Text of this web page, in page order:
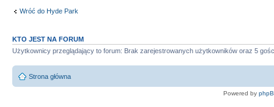
Wróć do Hyde Park
KTO JEST NA FORUM
Użytkownicy przeglądający to forum: Brak zarejestrowanych użytkowników oraz 5
Strona główna
Powered by